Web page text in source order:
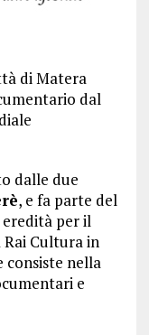
di Matera
dal
dalle due
, e fa parte del
per il
Rai Cultura in
consiste nella
e